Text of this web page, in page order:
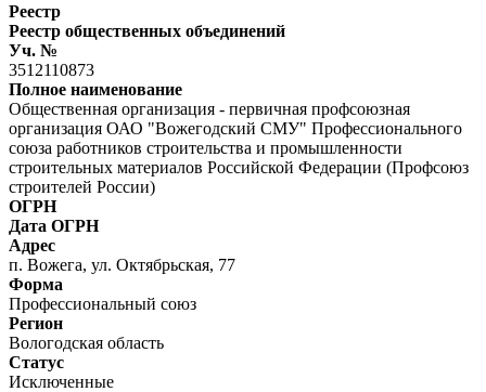
Реестр
Реестр общественных объединений
Уч. №
3512110873
Полное наименование
Общественная организация - первичная профсоюзная
организация ОАО "Вожегодский СМУ" Профессионального
союза работников строительства и промышленности
строительных материалов Российской Федерации (Профсоюз
строителей России)
ОГРН
Дата ОГРН
Адрес
п. Вожега, ул. Октябрьская, 77
Форма
Профессиональный союз
Регион
Вологодская область
Статус
Исключенные